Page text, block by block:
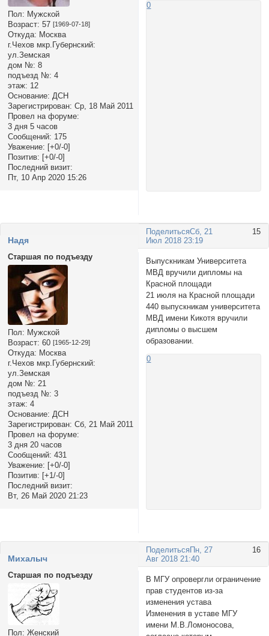
Пол: Мужской
Возраст: 57 [1969-07-18]
Откуда: Москва
г.Чехов мкр.Губернский:
ул.Земская
дом №: 8
подъезд №: 4
этаж: 12
Основание: ДСН
Зарегистрирован: Ср, 18 Май 2011
Провел на форуме:
3 дня 5 часов
Сообщений: 175
Уважение: [+0/-0]
Позитив: [+0/-0]
Последний визит:
Пт, 10 Апр 2020 15:26
0
Поделиться 15
Сб, 21
Июл 2018 23:19
Надя
Старшая по подъезду
Пол: Мужской
Возраст: 60 [1965-12-29]
Откуда: Москва
г.Чехов мкр.Губернский:
ул.Земская
дом №: 21
подъезд №: 3
этаж: 4
Основание: ДСН
Зарегистрирован: Сб, 21 Май 2011
Провел на форуме:
3 дня 20 часов
Сообщений: 431
Уважение: [+0/-0]
Позитив: [+1/-0]
Последний визит:
Вт, 26 Май 2020 21:23
Выпускникам Университета
МВД вручили дипломы на
Красной площади
21 июля на Красной площади
440 выпускникам университета
МВД имени Кикотя вручили
дипломы о высшем
образовании.
0
Поделиться 16
Пн, 27
Авг 2018 21:40
Михалыч
Старшая по подъезду
Пол: Женский
В МГУ опровергли ограничение
прав студентов из-за
изменения устава
Изменения в уставе МГУ
имени М.В.Ломоносова,